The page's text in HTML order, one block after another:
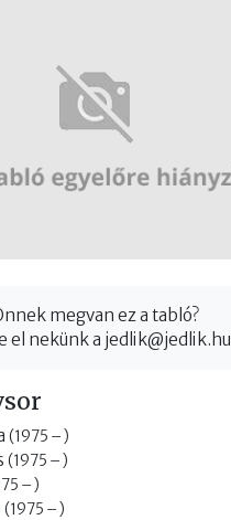
megvan ez a tabló?
el nekünk a jedlik@jedlik.hu
(1975 – )
(1975 – )
– )
(1975 – )